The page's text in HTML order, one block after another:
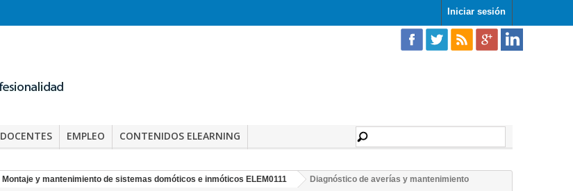
Iniciar sesión
DOCENTES EMPLEO CONTENIDOS ELEARNING
Montaje y mantenimiento de sistemas domóticos e inmóticos ELEM0111
Diagnóstico de averías y mantenimiento